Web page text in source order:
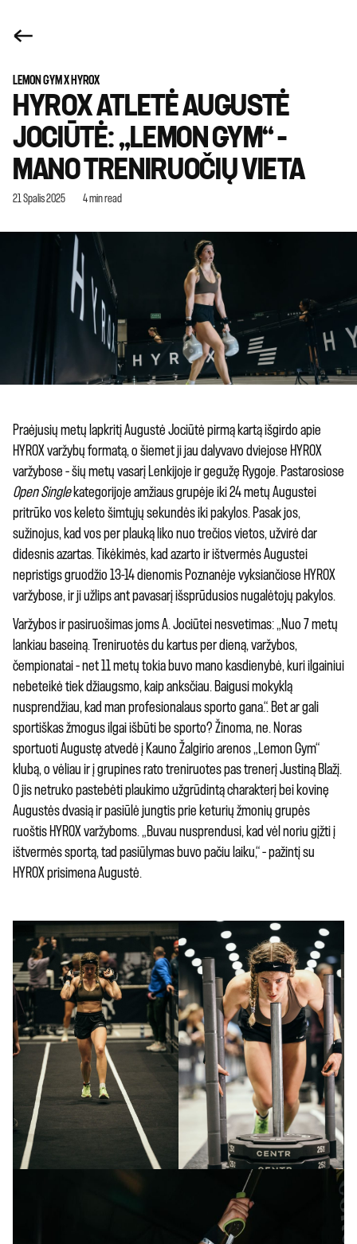
LEMON GYM X HYROX
HYROX ATLETĖ AUGUSTĖ
JOCIŪTĖ: „LEMON GYM“ –
MANO TRENIRUOČIŲ VIETA
21 Spalis 2025 4 min read
Praėjusių metų lapkritį Augustė Jociūtė pirmą kartą išgirdo apie
HYROX varžybų formatą, o šiemet ji jau dalyvavo dviejose HYROX
varžybose – šių metų vasarį Lenkijoje ir gegužę Rygoje. Pastarosiose
Open Singlekategorijoje amžiaus grupėje iki 24 metų Augustei
pritrūko vos keleto šimtųjų sekundės iki pakylos. Pasak jos,
sužinojus, kad vos per plauką liko nuo trečios vietos, užvirė dar
didesnis azartas. Tikėkimės, kad azarto ir ištvermės Augustei
nepristigs gruodžio 13-14 dienomis Poznanėje vyksiančiose HYROX
varžybose, ir ji užlips ant pavasarį išsprūdusios nugalėtojų pakylos.
Varžybos ir pasiruošimas joms A. Jociūtei nesvetimas: „Nuo 7 metų
lankiau baseiną. Treniruotės du kartus per dieną, varžybos,
čempionatai – net 11 metų tokia buvo mano kasdienybė, kuri ilgainiui
nebeteikė tiek džiaugsmo, kaip anksčiau. Baigusi mokyklą
nusprendžiau, kad man profesionalaus sporto gana.“. Bet ar gali
sportiškas žmogus ilgai išbūti be sporto? Žinoma, ne. Noras
sportuoti Augustę atvedė į Kauno Žalgirio arenos „Lemon Gym“
klubą, o vėliau ir į grupines rato treniruotes pas trenerį Justiną Blažį.
O jis netruko pastebėti plaukimo užgrūdintą charakterį bei kovinę
Augustės dvasią ir pasiūlė jungtis prie keturių žmonių grupės
ruoštis HYROX varžyboms. „Buvau nusprendusi, kad vėl noriu gįžti į
ištvermės sportą, tad pasiūlymas buvo pačiu laiku,“ – pažintį su
HYROX prisimena Augustė.